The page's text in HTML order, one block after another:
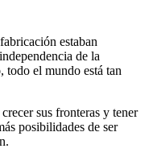
estaban
de la
todo el mundo está tan
sus fronteras y tener
posibilidades de ser